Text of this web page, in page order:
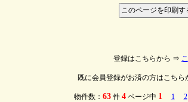
登録はこちらから ⇒
既に会員登録がお済の方はこち
物件数： 63件 4ページ中 1 1 2